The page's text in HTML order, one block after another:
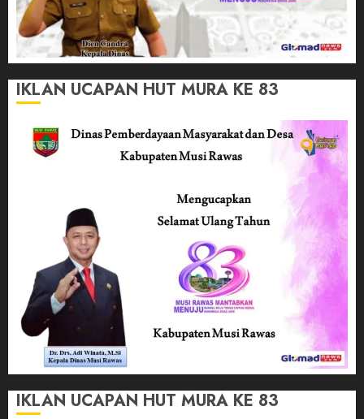
IKLAN UCAPAN HUT MURA KE 83
IKLAN UCAPAN HUT MURA KE 83